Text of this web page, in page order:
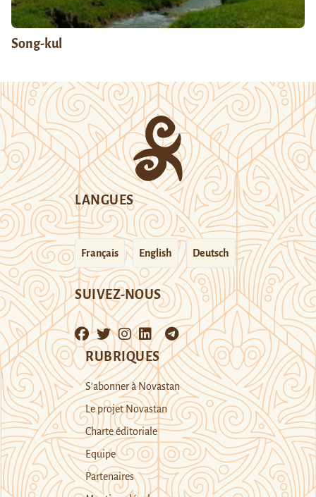
Song-kul
LANGUES
Français English Deutsch
SUIVEZ-NOUS
RUBRIQUES
S’abonner à Novastan
Le projet Novastan
Charte éditoriale
Equipe
Partenaires